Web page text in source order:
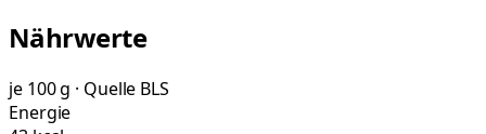
Nährwerte
je 100 g · Quelle BLS
Energie